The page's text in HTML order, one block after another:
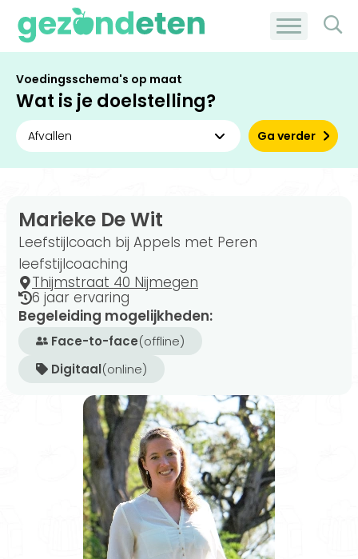
Voedingsschema's op maat
Wat is je doelstelling?
Ga verder
Marieke De Wit
Leefstijlcoach bij Appels met Peren
leefstijlcoaching
Thijmstraat 40 Nijmegen
6 jaar ervaring
Begeleiding mogelijkheden:
Face-to-face(offline)
Digitaal(online)